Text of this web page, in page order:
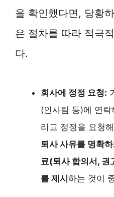
을 확인했다면, 당황
은 절차를 따라 적극
다.
회사에 정정 요청:
(인사팀 등)에 연
리고 정정을 요청
퇴사 사유를 명확
료(퇴사 합의서, 권
를 제시하는 것이